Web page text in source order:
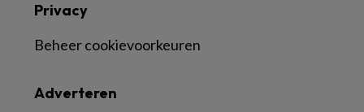
Adverteren
Privacy
Beheer cookievoorkeuren